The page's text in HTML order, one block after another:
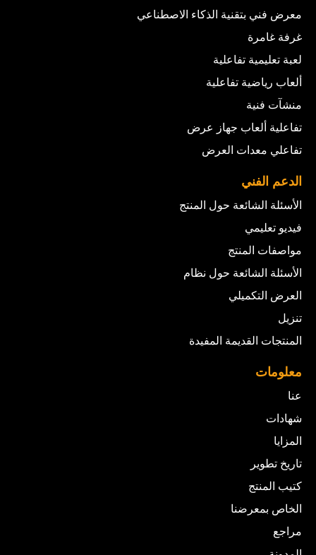
معرض فني بتقنية الذكاء الاصطناعي
غرفة غامرة
لعبة تعليمية تفاعلية
ألعاب رياضية تفاعلية
منشآت فنية
تفاعلية ألعاب جهاز عرض
تفاعلي معدات العرض
الدعم الفني
الأسئلة الشائعة حول المنتج
فيديو تعليمي
مواصفات المنتج
الأسئلة الشائعة حول نظام
العرض التكميلي
تنزيل
المنتجات القديمة المفيدة
معلومات
عنا
شهادات
المزايا
تاريخ تطوير
كتيب المنتج
الخاص بمعرضنا
مراجع